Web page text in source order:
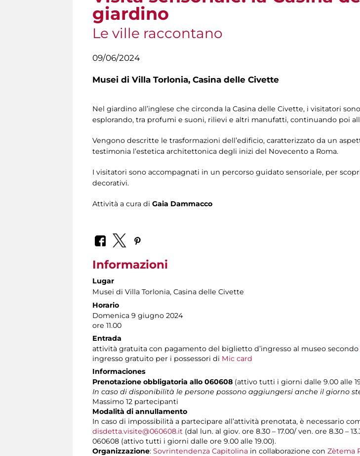
giardino
Le ville raccontano
09/06/2024
Musei di Villa Torlonia, Casina delle Civette
Nel giardino all’inglese che circonda la Casina delle Civette, i visitatori
esplorando, tra profumi e suoni, rilievi e altri manufatti, continuando poi
Vengono descritte le trasformazioni dell’edificio, caratterizzato da un
testimonia l’estetica architettonica degli inizi del Novecento a Roma.
I visitatori sono accompagnati in un percorso guidato sensoriale, per
decorativi.
Attività a cura di Gaia Dammacco
Informazioni
Lugar
Musei di Villa Torlonia, Casina delle Civette
Horario
Domenica 9 giugno 2024
ore 11.00
Entrada
attività gratuita con pagamento del biglietto d’ingresso al museo secondo
ingresso gratuito per i possessori di Mic card
Informaciones
Prenotazione obbligatoria allo 060608 (attivo tutti i giorni dalle 9.00 alle
In caso di disponibilità le persone possono aggiungersi anche il giorno
Massimo 12 partecipanti
Modalità di annullamento
In caso di impossibilità a partecipare all’attività prenotata, è necessario
disdetta.visite@060608.it (dal lun. al giov. ore 8.30 – 17.00/ ven. ore 8.30 –
060608 (attivo tutti i giorni dalle ore 9.00 alle 19.00).
Organizzazione: Sovrintendenza Capitolina in collaborazione con Zètema